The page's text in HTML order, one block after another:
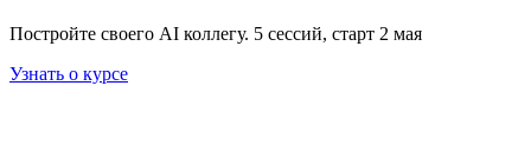
Постройте своего AI коллегу. 5 сессий, старт 2 мая
Узнать о курсе